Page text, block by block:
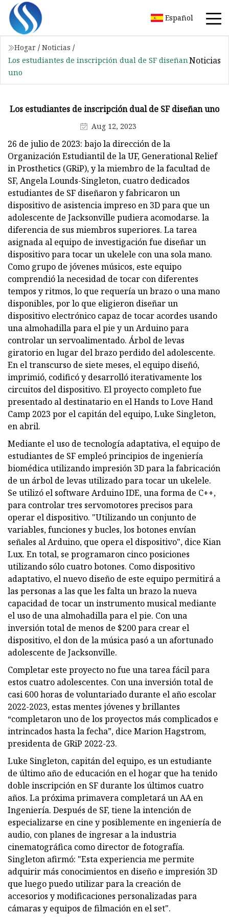
Español
Hogar / Noticias /
Los estudiantes de inscripción dual de SF diseñan
uno
Noticias
Los estudiantes de inscripción dual de SF diseñan uno
Aug 12, 2023
26 de julio de 2023: bajo la dirección de la
Organización Estudiantil de la UF, Generational Relief
in Prosthetics (GRiP), y la miembro de la facultad de
SF, Angela Lounds-Singleton, cuatro dedicados
estudiantes de SF diseñaron y fabricaron un
dispositivo de asistencia impreso en 3D para que un
adolescente de Jacksonville pudiera acomodarse. la
diferencia de sus miembros superiores. La tarea
asignada al equipo de investigación fue diseñar un
dispositivo para tocar un ukelele con una sola mano.
Como grupo de jóvenes músicos, este equipo
comprendió la necesidad de tocar con diferentes
tempos y ritmos, lo que requería un brazo o una mano
disponibles, por lo que eligieron diseñar un
dispositivo electrónico capaz de tocar acordes usando
una almohadilla para el pie y un Arduino para
controlar un servoalimentado. Árbol de levas
giratorio en lugar del brazo perdido del adolescente.
En el transcurso de siete meses, el equipo diseñó,
imprimió, codificó y desarrolló iterativamente los
circuitos del dispositivo. El proyecto completo fue
presentado al destinatario en el Hands to Love Hand
Camp 2023 por el capitán del equipo, Luke Singleton,
en abril.
Mediante el uso de tecnología adaptativa, el equipo de
estudiantes de SF empleó principios de ingeniería
biomédica utilizando impresión 3D para la fabricación
de un árbol de levas utilizado para tocar un ukelele.
Se utilizó el software Arduino IDE, una forma de C++,
para controlar tres servomotores precisos para
operar el dispositivo. "Utilizando un conjunto de
variables, funciones y bucles, los botones envían
señales al Arduino, que opera el dispositivo", dice Kian
Lux. En total, se programaron cinco posiciones
utilizando sólo cuatro botones. Como dispositivo
adaptativo, el nuevo diseño de este equipo permitirá a
las personas a las que les falta un brazo la nueva
capacidad de tocar un instrumento musical mediante
el uso de una almohadilla para el pie. Con una
inversión total de menos de $200 para crear el
dispositivo, el don de la música pasó a un afortunado
adolescente de Jacksonville.
Completar este proyecto no fue una tarea fácil para
estos cuatro adolescentes. Con una inversión total de
casi 600 horas de voluntariado durante el año escolar
2022-2023, estas mentes jóvenes y brillantes
“completaron uno de los proyectos más complicados e
intrincados hasta la fecha”, dice Marion Hagstrom,
presidenta de GRiP 2022-23.
Luke Singleton, capitán del equipo, es un estudiante
de último año de educación en el hogar que ha tenido
doble inscripción en SF durante los últimos cuatro
años. La próxima primavera completará un AA en
Ingeniería. Después de SF, tiene la intención de
especializarse en cine y posiblemente en ingeniería de
audio, con planes de ingresar a la industria
cinematográfica como director de fotografía.
Singleton afirmó: "Esta experiencia me permite
adquirir más conocimientos en diseño e impresión 3D
que luego puedo utilizar para la creación de
accesorios y modificaciones personalizadas para
cámaras y equipos de filmación en el set".